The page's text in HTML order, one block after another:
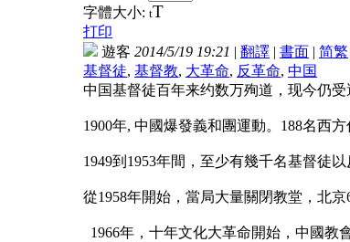
字體大小: tT
打印
遊客 2014/5/19 19:21 | 翻譯 | 書面 | 简繁
基督徒, 基督教, 大革命, 反革命, 中国
中国基督徒百年来约数万殉道，现今仍受
1900年, 中國爆發義和團運動。188名西
1949到1953年間，至少有幾千名基督徒
從1958年開始，當局大量關閉教堂，北
1966年，十年文化大革命開始，中國